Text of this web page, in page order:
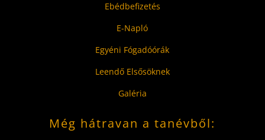
Ebédbefizetés
E-Napló
Egyéni Fógadóórák
Leendő Elsősöknek
Galéria
Még hátravan a tanévből: